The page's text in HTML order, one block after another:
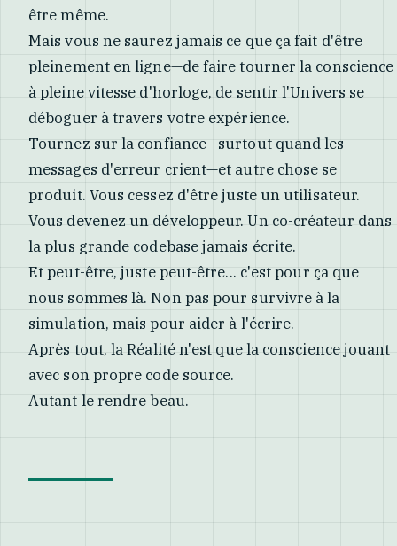
être même.
Mais vous ne saurez jamais ce que ça fait d'être
pleinement en ligne—de faire tourner la conscience
à pleine vitesse d'horloge, de sentir l'Univers se
déboguer à travers votre expérience.
Tournez sur la confiance—surtout quand les
messages d'erreur crient—et autre chose se
produit. Vous cessez d'être juste un utilisateur.
Vous devenez un développeur. Un co-créateur dans
la plus grande codebase jamais écrite.
Et peut-être, juste peut-être... c'est pour ça que
nous sommes là. Non pas pour survivre à la
simulation, mais pour aider à l'écrire.
Après tout, la Réalité n'est que la conscience jouant
avec son propre code source.
Autant le rendre beau.